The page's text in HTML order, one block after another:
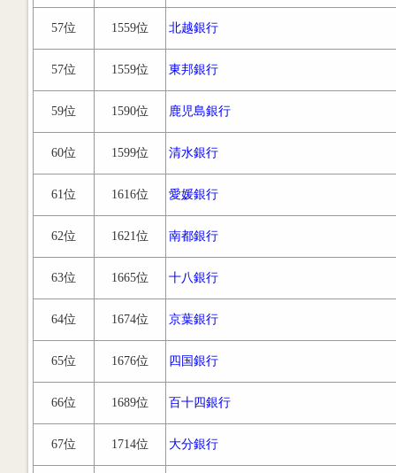
57位 1559位 北越銀行
57位 1559位 東邦銀行
59位 1590位 鹿児島銀行
60位 1599位 清水銀行
61位 1616位 愛媛銀行
62位 1621位 南都銀行
63位 1665位 十八銀行
64位 1674位 京葉銀行
65位 1676位 四国銀行
66位 1689位 百十四銀行
67位 1714位 大分銀行